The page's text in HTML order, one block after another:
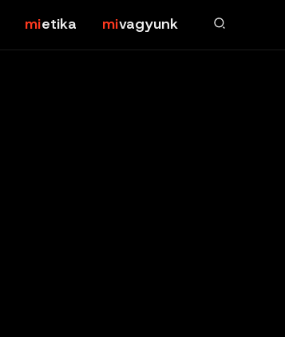
etika vagyunk